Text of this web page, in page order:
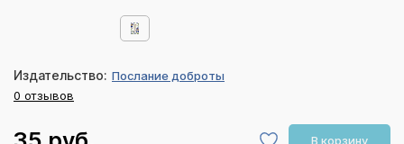
Издательство: Послание доброты
0 отзывов
В корзину